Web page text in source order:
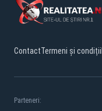
ContactTermeni și condiții
Parteneri: